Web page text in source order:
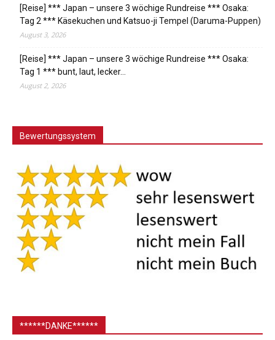
[Reise] *** Japan – unsere 3 wöchige Rundreise *** Osaka:
Tag 2 *** Käsekuchen und Katsuo-ji Tempel (Daruma-Puppen)
August 3, 2026
[Reise] *** Japan – unsere 3 wöchige Rundreise *** Osaka:
Tag 1 *** bunt, laut, lecker…
August 2, 2026
Bewertungssystem
******DANKE******